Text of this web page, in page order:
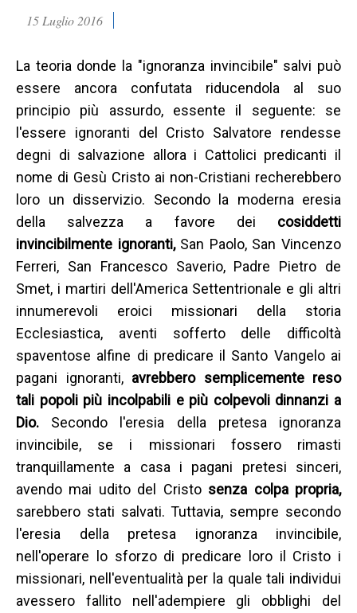
15 Luglio 2016
La teoria donde la "ignoranza invincibile" salvi può
essere ancora confutata riducendola al suo
principio più assurdo, essente il seguente: se
l'essere ignoranti del Cristo Salvatore rendesse
degni di salvazione allora i Cattolici predicanti il
nome di Gesù Cristo ai non-Cristiani recherebbero
loro un disservizio. Secondo la moderna eresia
della salvezza a favore dei cosiddetti
invincibilmente ignoranti,San Paolo, San Vincenzo
Ferreri, San Francesco Saverio, Padre Pietro de
Smet, i martiri dell'America Settentrionale e gli altri
innumerevoli eroici missionari della storia
Ecclesiastica, aventi sofferto delle difficoltà
spaventose alfine di predicare il Santo Vangelo ai
pagani ignoranti, avrebbero semplicemente reso
tali popoli più incolpabili e più colpevoli dinnanzi a
Dio. Secondo l'eresia della pretesa ignoranza
invincibile, se i missionari fossero rimasti
tranquillamente a casa i pagani pretesi sinceri,
avendo mai udito del Cristo senza colpa propria,
sarebbero stati salvati. Tuttavia, sempre secondo
l'eresia della pretesa ignoranza invincibile,
nell'operare lo sforzo di predicare loro il Cristo i
missionari, nell'eventualità per la quale tali individui
avessero fallito nell'adempiere gli obblighi del